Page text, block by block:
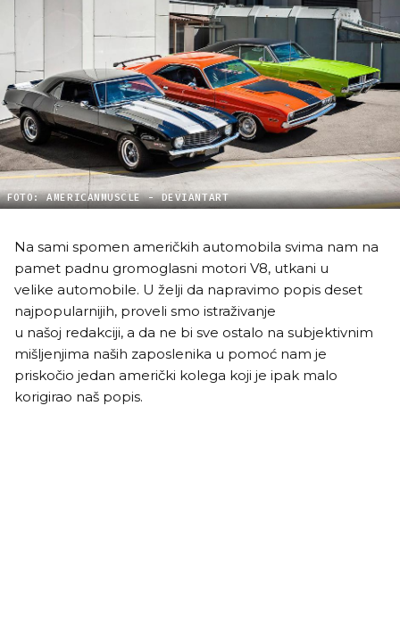
FOTO: AMERICANMUSCLE - DEVIANTART
Na sami spomen američkih automobila svima nam na
pamet padnu gromoglasni motori V8, utkani u
velike automobile. U želji da napravimo popis deset
najpopularnijih, proveli smo istraživanje
u našoj redakciji, a da ne bi sve ostalo na subjektivnim
mišljenjima naših zaposlenika u pomoć nam je
priskočio jedan američki kolega koji je ipak malo
korigirao naš popis.